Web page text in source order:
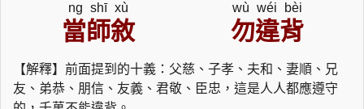
ng shī xù wù wéi bèi
當師敘 勿違背
【解釋】前面提到的十義：父慈、子孝、夫和、妻順、兄
友、弟恭、朋信、友義、君敬、臣忠，這是人人都應遵守